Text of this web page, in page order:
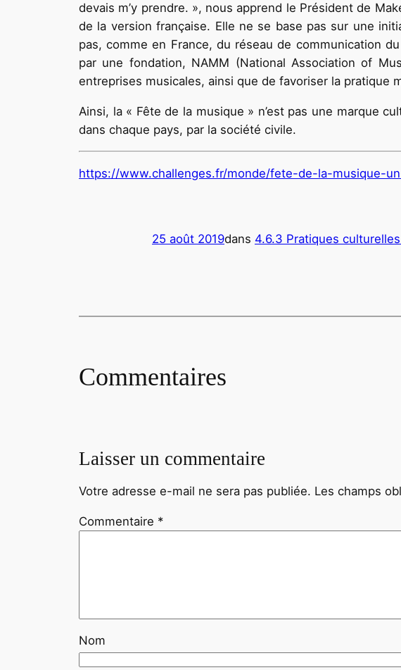
devais m’y prendre. », nous apprend le Président de
de la version française. Elle ne se base pas sur une
pas, comme en France, du réseau de communication
par une fondation, NAMM (National Association of
entreprises musicales, ainsi que de favoriser la pratique
Ainsi, la « Fête de la musique » n’est pas une marque
dans chaque pays, par la société civile.
https://www.challenges.fr/monde/fete-de-la-musique-
25 août 2019dans 4.6.3 Pratiques
Commentaires
Laisser un commentaire
Votre adresse e-mail ne sera pas publiée. Les champs
Commentaire *
Nom